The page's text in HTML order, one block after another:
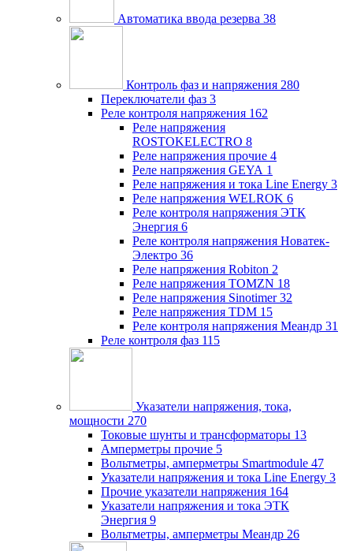
Автоматика ввода резерва 38
Контроль фаз и напряжения 280
Переключатели фаз 3
Реле контроля напряжения 162
Реле напряжения
ROSTOKELECTRO 8
Реле напряжения прочие 4
Реле напряжения GEYA 1
Реле напряжения и тока Line Energy 3
Реле напряжения WELROK 6
Реле контроля напряжения ЭТК
Энергия 6
Реле контроля напряжения Новатек-
Электро 36
Реле напряжения Robiton 2
Реле напряжения TOMZN 18
Реле напряжения Sinotimer 32
Реле напряжения TDM 15
Реле контроля напряжения Меандр 31
Реле контроля фаз 115
Указатели напряжения, тока,
мощности 270
Токовые шунты и трансформаторы 13
Амперметры прочие 5
Вольтметры, амперметры Smartmodule 47
Указатели напряжения и тока Line Energy 3
Прочие указатели напряжения 164
Указатели напряжения и тока ЭТК
Энергия 9
Вольтметры, амперметры Меандр 26